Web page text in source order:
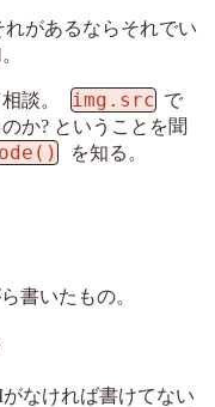
れがあるならそれでい
談。 img.src で
か? ということを聞
を知る。
書いたもの。
なければ書けてない